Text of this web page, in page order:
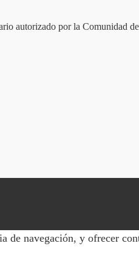
autorizado por la Comunidad
de navegación, y ofrecer